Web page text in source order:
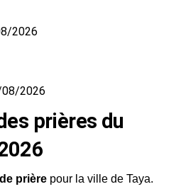
2026
08/2026
prières du
prière pour la ville de Taya.